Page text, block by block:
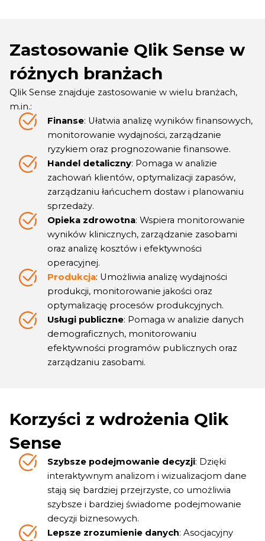
Zastosowanie Qlik Sense w
różnych branżach
Qlik Sense znajduje zastosowanie w wielu branżach,
m.in.:
Finanse: Ułatwia analizę wyników finansowych,
monitorowanie wydajności, zarządzanie
ryzykiem oraz prognozowanie finansowe.
Handel detaliczny: Pomaga w analizie
zachowań klientów, optymalizacji zapasów,
zarządzaniu łańcuchem dostaw i planowaniu
sprzedaży.
Opieka zdrowotna: Wspiera monitorowanie
wyników klinicznych, zarządzanie zasobami
oraz analizę kosztów i efektywności
operacyjnej.
Produkcja: Umożliwia analizę wydajności
produkcji, monitorowanie jakości oraz
optymalizację procesów produkcyjnych.
Usługi publiczne: Pomaga w analizie danych
demograficznych, monitorowaniu
efektywności programów publicznych oraz
zarządzaniu zasobami.
Korzyści z wdrożenia Qlik
Sense
Szybsze podejmowanie decyzji: Dzięki
interaktywnym analizom i wizualizacjom dane
stają się bardziej przejrzyste, co umożliwia
szybsze i bardziej świadome podejmowanie
decyzji biznesowych.
Lepsze zrozumienie danych: Asocjacyjny